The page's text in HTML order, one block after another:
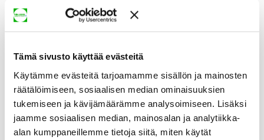
Tämä sivusto käyttää evästeitä
Käytämme evästeitä tarjoamamme sisällön ja mainosten
räätälöimiseen, sosiaalisen median ominaisuuksien
tukemiseen ja kävijämäärämme analysoimiseen. Lisäksi
jaamme sosiaalisen median, mainosalan ja analytiikka-
alan kumppaneillemme tietoja siitä, miten käytät